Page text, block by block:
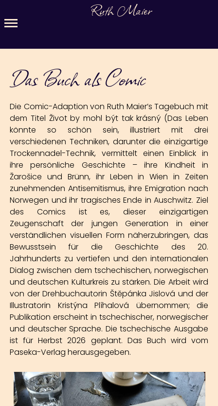
Ruth Maier
Das Buch als Comic
Die Comic-Adaption von Ruth Maier’s Tagebuch mit
dem Titel Život by mohl být tak krásný (Das Leben
könnte so schön sein, illustriert mit drei
verschiedenen Techniken, darunter die einzigartige
Trockennadel-Technik, vermittelt einen Einblick in
ihre persönliche Geschichte – ihre Kindheit in
Žarošice und Brünn, ihr Leben in Wien in Zeiten
zunehmenden Antisemitismus, ihre Emigration nach
Norwegen und ihr tragisches Ende in Auschwitz. Ziel
des Comics ist es, dieser einzigartigen
Zeugenschaft der jungen Generation in einer
verständlichen visuellen Form näherzubringen, das
Bewusstsein für die Geschichte des 20.
Jahrhunderts zu vertiefen und den internationalen
Dialog zwischen dem tschechischen, norwegischen
und deutschen Kulturkreis zu stärken. Die Arbeit wird
von der Drehbuchautorin Štěpánka Jislová und der
Illustratorin Kristýna Plíhalová übernommen; die
Publikation erscheint in tschechischer, norwegischer
und deutscher Sprache. Die tschechische Ausgabe
ist für Herbst 2026 geplant. Das Buch wird vom
Paseka-Verlag herausgegeben.